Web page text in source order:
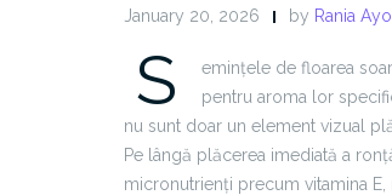
January 20, 2026 by Rania
S
emințele de floarea
pentru aroma lor
nu sunt doar un element vizual
Pe lângă plăcerea imediată a
micronutrienți precum vitamina